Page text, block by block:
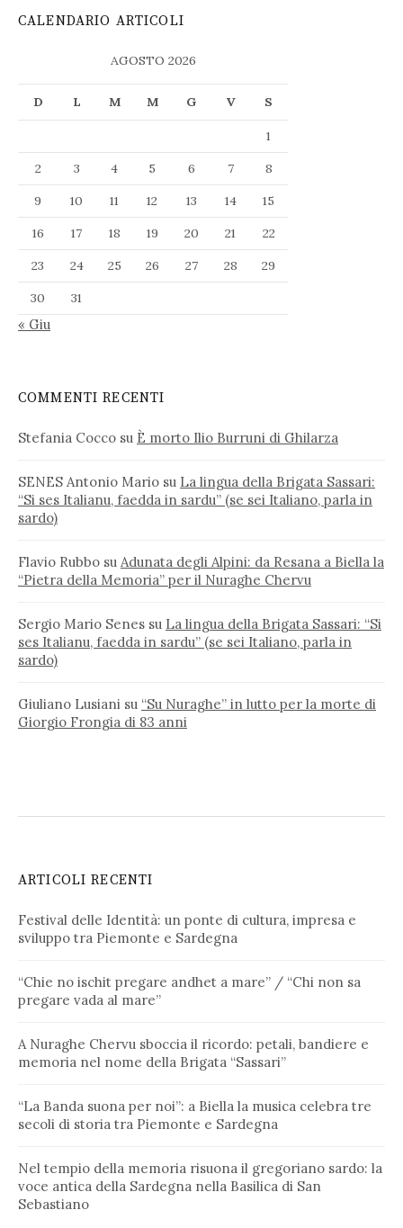
CALENDARIO ARTICOLI
AGOSTO 2026
D L M M G V S
1
2
3 4 5 6 7
8
9
10 11 12 13 14
15
16
17 18 19 20 21
22
23
24 25 26 27 28
29
30
31
« Giu
COMMENTI RECENTI
Stefania Cocco su È morto Ilio Burruni di Ghilarza
SENES Antonio Mario su La lingua della Brigata Sassari:
“Si ses Italianu, faedda in sardu” (se sei Italiano, parla in
sardo)
Flavio Rubbo su Adunata degli Alpini: da Resana a Biella la
“Pietra della Memoria” per il Nuraghe Chervu
Sergio Mario Senes su La lingua della Brigata Sassari: “Si
ses Italianu, faedda in sardu” (se sei Italiano, parla in
sardo)
Giuliano Lusiani su “Su Nuraghe” in lutto per la morte di
Giorgio Frongia di 83 anni
ARTICOLI RECENTI
Festival delle Identità: un ponte di cultura, impresa e
sviluppo tra Piemonte e Sardegna
“Chie no ischit pregare andhet a mare” / “Chi non sa
pregare vada al mare”
A Nuraghe Chervu sboccia il ricordo: petali, bandiere e
memoria nel nome della Brigata “Sassari”
“La Banda suona per noi”: a Biella la musica celebra tre
secoli di storia tra Piemonte e Sardegna
Nel tempio della memoria risuona il gregoriano sardo: la
voce antica della Sardegna nella Basilica di San
Sebastiano